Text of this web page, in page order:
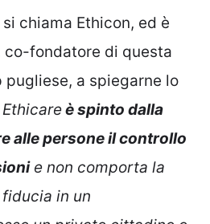
chiama Ethicon, ed è
co-fondatore di questa
a spiegarne lo
è spinto dalla
alle persone il controllo
e non comporta la
in un